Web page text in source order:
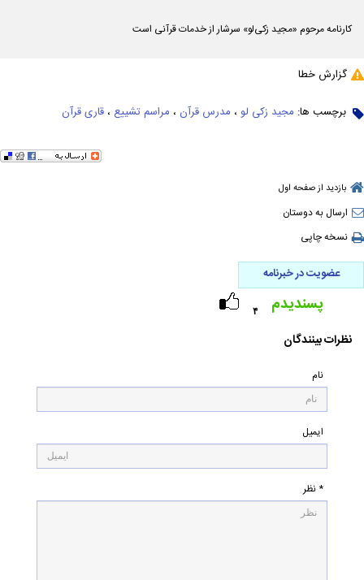
کارنامه مرحوم «مجید زکی‌لو» سرشار از خدمات قرآنی است
گزارش خطا
برچسب ها: مجید زکی لو ، مدرس قرآن ، مراسم تشییع ، قاری قرآن
بازدید از صفحه اول
ارسال به دوستان
نسخه چاپی
عضویت در خبرنامه
۴ پسندیدم
نظرات بینندگان
نام
ایمیل
* نظر